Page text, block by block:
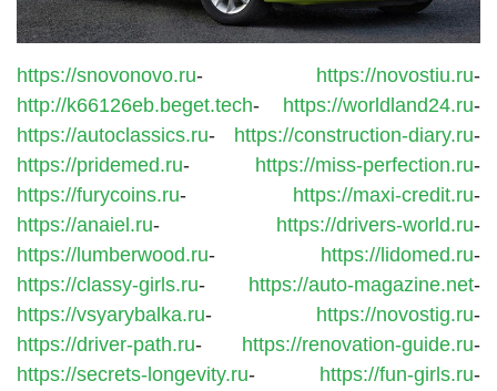
https://snovonovo.ru- https://novostiu.ru-
http://k66126eb.beget.tech- https://worldland24.ru-
https://autoclassics.ru- https://construction-diary.ru-
https://pridemed.ru- https://miss-perfection.ru-
https://furycoins.ru- https://maxi-credit.ru-
https://anaiel.ru- https://drivers-world.ru-
https://lumberwood.ru- https://lidomed.ru-
https://classy-girls.ru- https://auto-magazine.net-
https://vsyarybalka.ru- https://novostig.ru-
https://driver-path.ru- https://renovation-guide.ru-
https://secrets-longevity.ru- https://fun-girls.ru-